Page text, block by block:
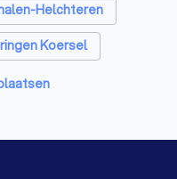
Helchteren
Koersel
Gelinden